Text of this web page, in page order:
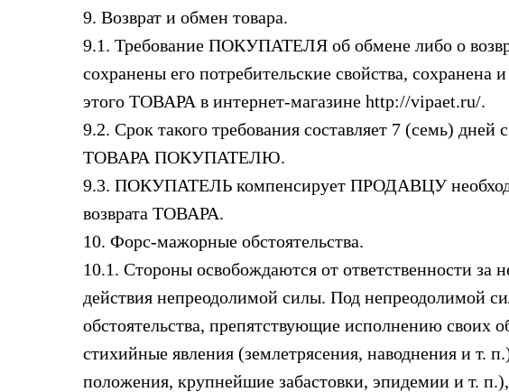
9. Возврат и обмен товара.
9.1. Требование ПОКУПАТЕЛЯ об обмене либо о
сохранены его потребительские свойства,
этого ТОВАРА в интернет-магазине http://vipaet.ru/.
9.2. Срок такого требования составляет 7 (семь)
ТОВАРА ПОКУПАТЕЛЮ.
9.3. ПОКУПАТЕЛЬ компенсирует ПРОДАВЦУ
возврата ТОВАРА.
10. Форс-мажорные обстоятельства.
10.1. Стороны освобождаются от ответственности за
действия непреодолимой силы. Под непреодолимой
обстоятельства, препятствующие исполнению
стихийные явления (землетрясения, наводнения и т.
положения, крупнейшие забастовки, эпидемии и т.